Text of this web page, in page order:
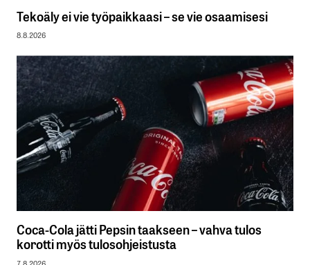
Tekoäly ei vie työpaikkaasi – se vie osaamisesi
8.8.2026
Coca-Cola jätti Pepsin taakseen – vahva tulos
korotti myös tulosohjeistusta
7.8.2026